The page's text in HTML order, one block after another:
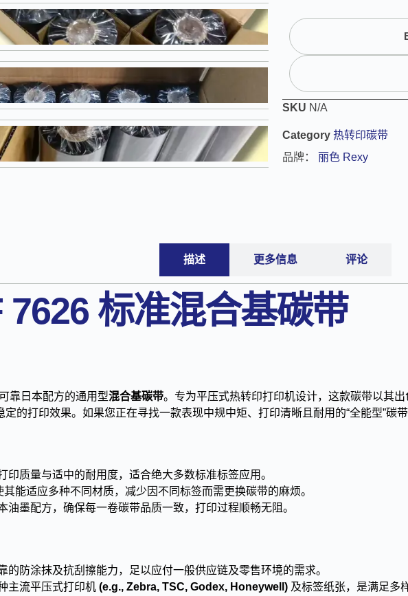
t
v
e
SKU N/A
Category 热转印碳带
品牌： 丽色 Rexy
描述 更多信息 评论
7626 标准混合基碳带
靠日本配方的通用型混合基碳带。专为平压式热转印打印机设计，这款碳带以其
的打印效果。如果您正在寻找一款表现中规中矩、打印清晰且耐用的“全能型”碳
印质量与适中的耐用度，适合绝大多数标准标签应用。
其能适应多种不同材质，减少因不同标签而需更换碳带的麻烦。
油墨配方，确保每一卷碳带品质一致，打印过程顺畅无阻。
的防涂抹及抗刮擦能力，足以应付一般供应链及零售环境的需求。
主流平压式打印机(e.g., Zebra, TSC, Godex, Honeywell) 及标签纸张，是满足多